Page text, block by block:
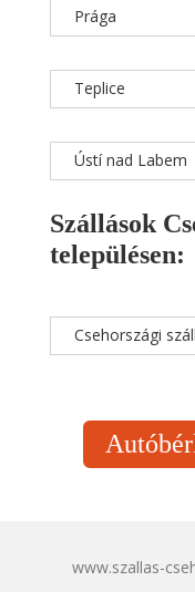
Prága
Teplice
Ústí nad Labem
Szállások
településen:
Csehországi
www.szallas-